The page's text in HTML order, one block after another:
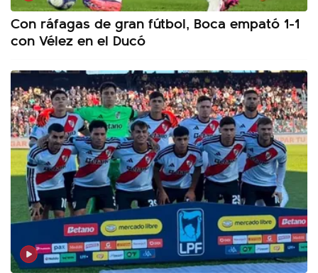
Con ráfagas de gran fútbol, Boca empató 1-1
con Vélez en el Ducó